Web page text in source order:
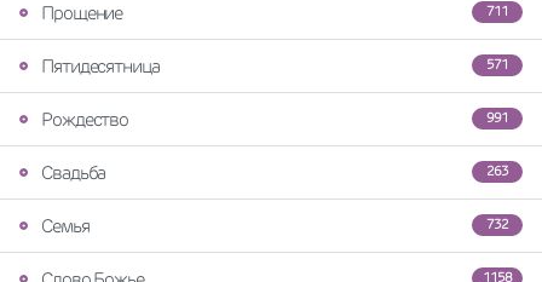
711
Прощение
571
Пятидесятница
991
Рождество
263
Свадьба
732
Семья
1158